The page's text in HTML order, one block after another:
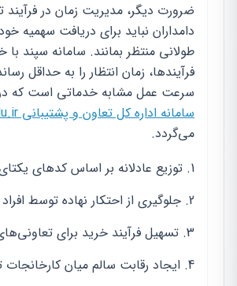
ضرورت دیگر، مدیریت زمان در
دامداران نباید برای دریافت سهمیه
طولانی منتظر بمانند. سامانه سپند با
فرآیندها، زمان انتظار را به حداقل
سرعت عمل مشابه خدماتی است که
سامانه اداره کل تعاون و پشتیبانی asa.medu.ir
می‌گردد.
توزیع عادلانه بر اساس کدهای
جلوگیری از احتکار نهاده توسط
تسهیل فرآیند خرید برای
ایجاد رقابت سالم میان کارخانجات